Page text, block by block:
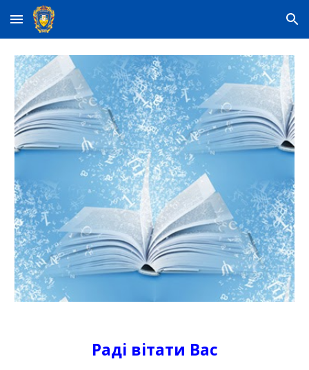
Skip to main content Skip to navigation
Раді вітати Вас